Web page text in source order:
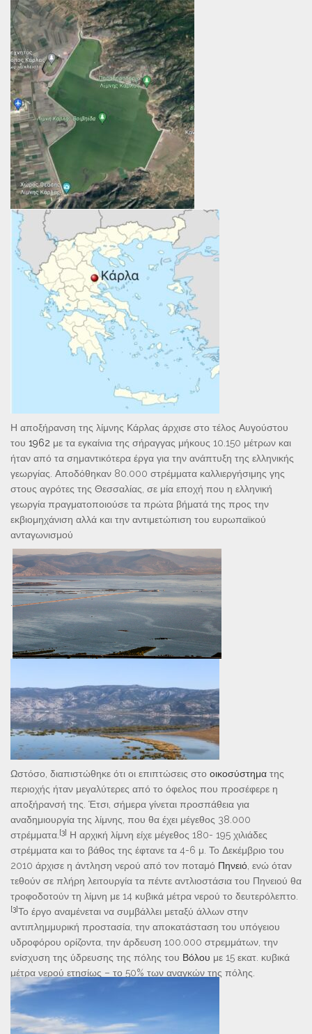
Η αποξήρανση της λίμνης Κάρλας άρχισε στο τέλος Αυγούστου
του 1962 με τα εγκαίνια της σήραγγας μήκους 10.150 μέτρων και
ήταν από τα σημαντικότερα έργα για την ανάπτυξη της ελληνικής
γεωργίας. Αποδόθηκαν 80.000 στρέμματα καλλιεργήσιμης γης
στους αγρότες της Θεσσαλίας, σε μία εποχή που η ελληνική
γεωργία πραγματοποιούσε τα πρώτα βήματά της προς την
εκβιομηχάνιση αλλά και την αντιμετώπιση του ευρωπαϊκού
ανταγωνισμού
.
Ωστόσο, διαπιστώθηκε ότι οι επιπτώσεις στο οικοσύστημα της
περιοχής ήταν μεγαλύτερες από το όφελος που προσέφερε η
αποξήρανσή της. Έτσι, σήμερα γίνεται προσπάθεια για
αναδημιουργία της λίμνης, που θα έχει μέγεθος 38.000
στρέμματα. [3] Η αρχική λίμνη είχε μέγεθος 180- 195 χιλιάδες
στρέμματα και το βάθος της έφτανε τα 4-6 μ. Το Δεκέμβριο του
2010 άρχισε η άντληση νερού από τον ποταμό Πηνειό , ενώ όταν
τεθούν σε πλήρη λειτουργία τα πέντε αντλιοστάσια του Πηνειού θα
τροφοδοτούν τη λίμνη με 14 κυβικά μέτρα νερού το δευτερόλεπτο.
[3]Το έργο αναμένεται να συμβάλλει μεταξύ άλλων στην
αντιπλημμυρική προστασία, την αποκατάσταση του υπόγειου
υδροφόρου ορίζοντα, την άρδευση 100.000 στρεμμάτων, την
ενίσχυση της ύδρευσης της πόλης του Βόλου με 15 εκατ. κυβικά
μέτρα νερού ετησίως – το 50% των αναγκών της πόλης.